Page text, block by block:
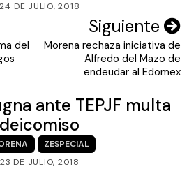
24 DE JULIO, 2018
del
Siguiente
Morena rechaza iniciativa de
Alfredo del Mazo de
endeudar al Edomex
ante TEPJF multa
ZESPECIAL
23 DE JULIO, 2018